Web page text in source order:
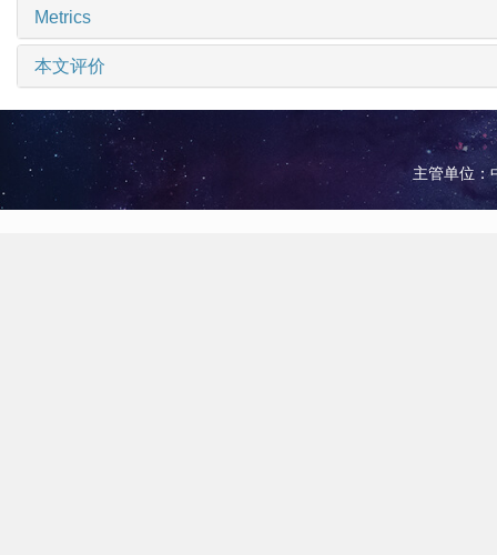
Metrics
本文评价
主管单位：